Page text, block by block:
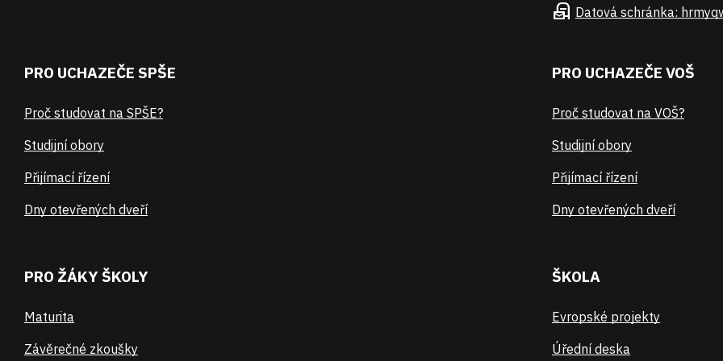
local_post_office Datová schránka:
PRO UCHAZEČE SPŠE
Proč studovat na SPŠE?
Studijní obory
Přijímací řízení
Dny otevřených dveří
PRO UCHAZEČE VOŠ
Proč studovat na VOŠ?
Studijní obory
Přijímací řízení
Dny otevřených dveří
PRO ŽÁKY ŠKOLY
Maturita
Závěrečné zkoušky
ŠKOLA
Evropské projekty
Úřední deska